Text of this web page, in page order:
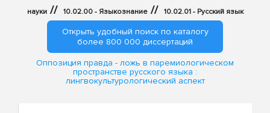
науки // 10.02.00 - Языкознание // 10.02.01 - Русский язык
Открыть удобный поиск по каталогу
более 800 000 диссертаций
Оппозиция правда - ложь в паремиологическом
пространстве русского языка :
лингвокультурологический аспект